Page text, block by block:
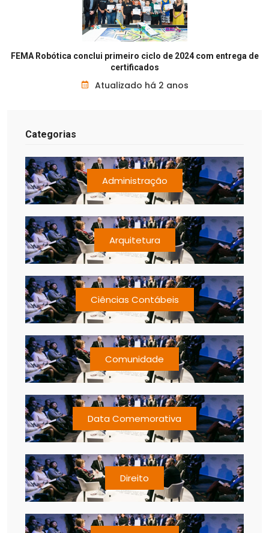
FEMA Robótica conclui primeiro ciclo de 2024 com entrega de
certificados
Atualizado há 2 anos
Categorias
Administração
Arquitetura
Ciências Contábeis
Comunidade
Data Comemorativa
Direito